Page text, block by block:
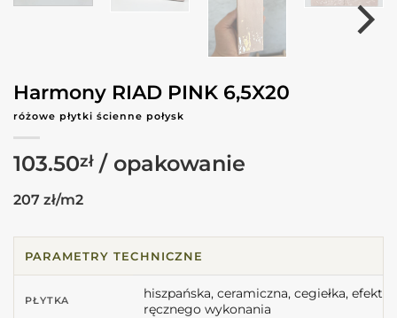
Harmony RIAD PINK 6,5X20
różowe płytki ścienne połysk
103.50zł
207 zł/m2
PARAMETRY TECHNICZNE
PŁYTKA
hiszpańska, ceramiczna, cegiełka, efekt
ręcznego wykonania